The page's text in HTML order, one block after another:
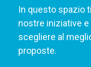
In questo spazio
nostre iniziative
scegliere al
proposte.